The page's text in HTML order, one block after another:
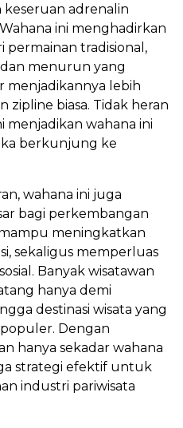
keseruan adrenalin
ini menghadirkan
permainan tradisional,
menurun yang
menjadikannya lebih
zipline biasa. Tidak heran
menjadikan wahana ini
berkunjung ke
wahana ini juga
bagi perkembangan
meningkatkan
sekaligus memperluas
Banyak wisatawan
hanya demi
destinasi wisata yang
Dengan
hanya sekadar wahana
strategi efektif untuk
industri pariwisata